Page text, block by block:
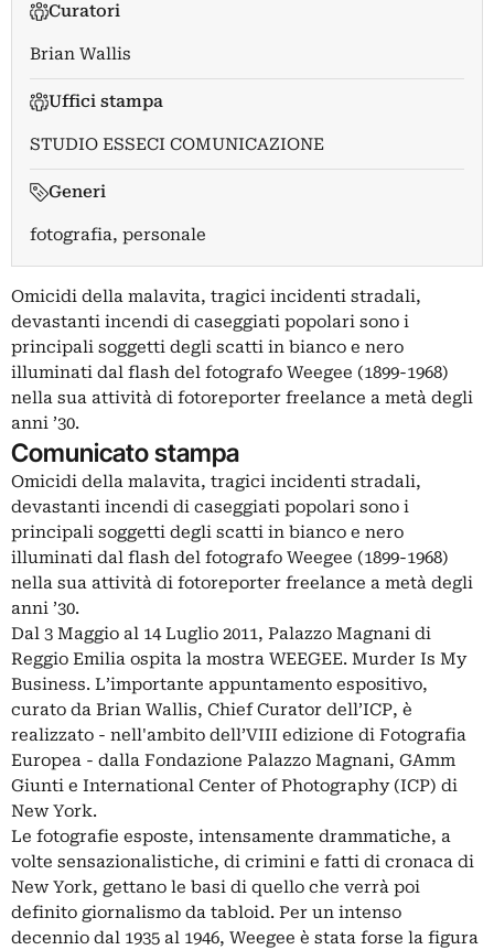
Curatori
Brian Wallis
Uffici stampa
STUDIO ESSECI COMUNICAZIONE
Generi
fotografia, personale
Omicidi della malavita, tragici incidenti stradali,
devastanti incendi di caseggiati popolari sono i
principali soggetti degli scatti in bianco e nero
illuminati dal flash del fotografo Weegee (1899-1968)
nella sua attività di fotoreporter freelance a metà degli
anni ’30.
Comunicato stampa
Omicidi della malavita, tragici incidenti stradali,
devastanti incendi di caseggiati popolari sono i
principali soggetti degli scatti in bianco e nero
illuminati dal flash del fotografo Weegee (1899-1968)
nella sua attività di fotoreporter freelance a metà degli
anni ’30.
Dal 3 Maggio al 14 Luglio 2011, Palazzo Magnani di
Reggio Emilia ospita la mostra WEEGEE. Murder Is My
Business. L’importante appuntamento espositivo,
curato da Brian Wallis, Chief Curator dell’ICP, è
realizzato - nell'ambito dell’VIII edizione di Fotografia
Europea - dalla Fondazione Palazzo Magnani, GAmm
Giunti e International Center of Photography (ICP) di
New York.
Le fotografie esposte, intensamente drammatiche, a
volte sensazionalistiche, di crimini e fatti di cronaca di
New York, gettano le basi di quello che verrà poi
definito giornalismo da tabloid. Per un intenso
decennio dal 1935 al 1946, Weegee è stata forse la figura